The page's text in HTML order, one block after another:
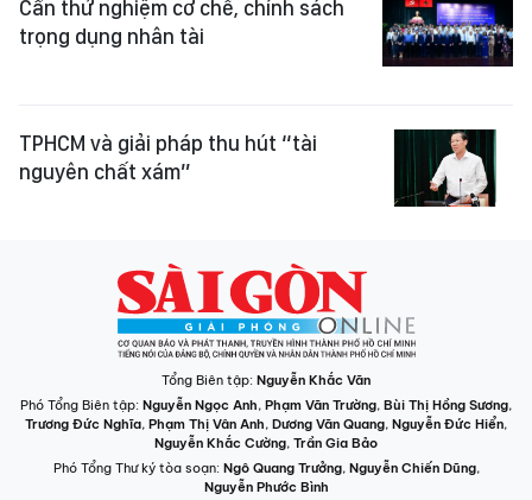
Cần thử nghiệm cơ chế, chính sách
trọng dụng nhân tài
TPHCM và giải pháp thu hút “tài
nguyên chất xám”
Tổng Biên tập: Nguyễn Khắc Văn
Phó Tổng Biên tập: Nguyễn Ngọc Anh, Phạm Văn Trường, Bùi Thị Hồng Sương,
Trương Đức Nghĩa, Phạm Thị Vân Anh, Dương Văn Quang, Nguyễn Đức Hiển,
Nguyễn Khắc Cường, Trần Gia Bảo
Phó Tổng Thư ký tòa soạn: Ngô Quang Trưởng, Nguyễn Chiến Dũng,
Nguyễn Phước Bình